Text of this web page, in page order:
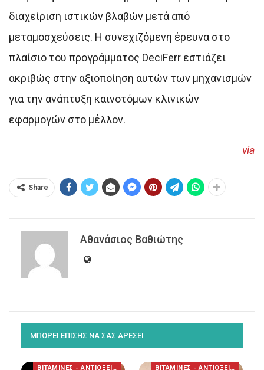
διαχείριση ιστικών βλαβών μετά από
μεταμοσχεύσεις. Η συνεχιζόμενη έρευνα στο
πλαίσιο του προγράμματος DeciFerr εστιάζει
ακριβώς στην αξιοποίηση αυτών των μηχανισμών
για την ανάπτυξη καινοτόμων κλινικών
εφαρμογών στο μέλλον.
via
Share
Αθανάσιος Βαθιώτης
ΜΠΟΡΕΙ ΕΠΙΣΗΣ ΝΑ ΣΑΣ ΑΡΕΣΕΙ
ΒΙΤΑΜΙΝΕΣ - ΑΝΤΙΟΞΕΙΔΩΤΙΚΑ ΒΙΤΑΜΙΝΕΣ - ΑΝΤΙΟΞΕΙΔΩΤΙΚΑ